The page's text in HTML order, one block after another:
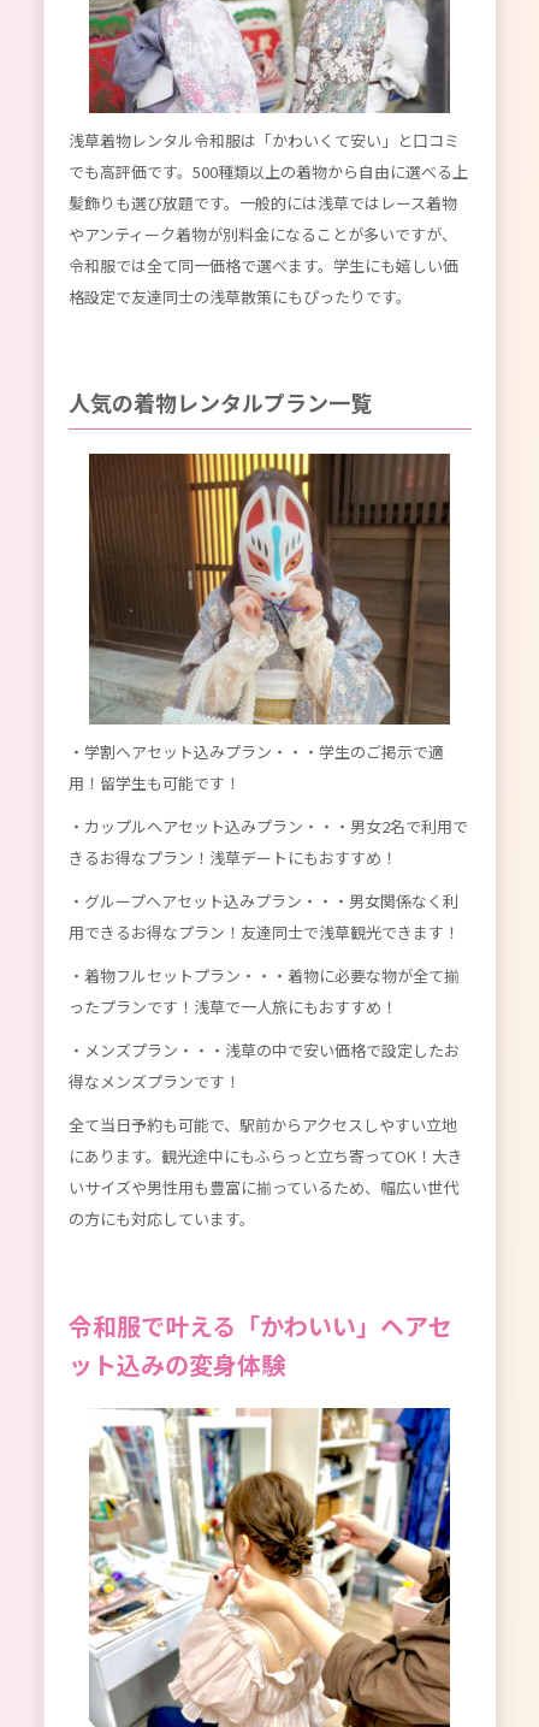
浅草着物レンタル令和服は「かわいくて安い」と口コミ
でも高評価です。500種類以上の着物から自由に選べる上
髪飾りも選び放題です。一般的には浅草ではレース着物
やアンティーク着物が別料金になることが多いですが、
令和服では全て同一価格で選べます。学生にも嬉しい価
格設定で友達同士の浅草散策にもぴったりです。
人気の着物レンタルプラン一覧
・学割ヘアセット込みプラン・・・学生のご掲示で適
用！留学生も可能です！
・カップルヘアセット込みプラン・・・男女2名で利用で
きるお得なプラン！浅草デートにもおすすめ！
・グループヘアセット込みプラン・・・男女関係なく利
用できるお得なプラン！友達同士で浅草観光できます！
・着物フルセットプラン・・・着物に必要な物が全て揃
ったプランです！浅草で一人旅にもおすすめ！
・メンズプラン・・・浅草の中で安い価格で設定したお
得なメンズプランです！
全て当日予約も可能で、駅前からアクセスしやすい立地
にあります。観光途中にもふらっと立ち寄ってOK！大き
いサイズや男性用も豊富に揃っているため、幅広い世代
の方にも対応しています。
令和服で叶える「かわいい」ヘアセ
ット込みの変身体験